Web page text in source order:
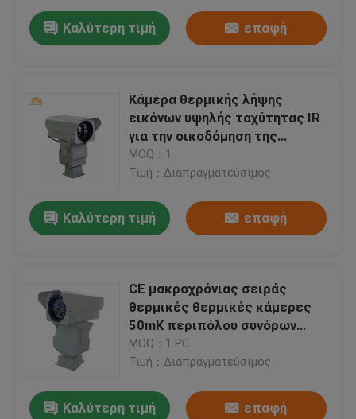
Καλύτερη τιμή επαφή
Κάμερα θερμικής λήψης
εικόνων υψηλής ταχύτητας IR
για την οικοδόμηση της
επιθεώρησης
MOQ：1
Τιμή：Διαπραγματεύσιμος
Καλύτερη τιμή επαφή
CE μακροχρόνιας σειράς
θερμικές θερμικές κάμερες
50mK περιπόλου συνόρων
καμερών μη ψυχόμενες
MOQ：1 PC
Τιμή：Διαπραγματεύσιμος
Καλύτερη τιμή επαφή